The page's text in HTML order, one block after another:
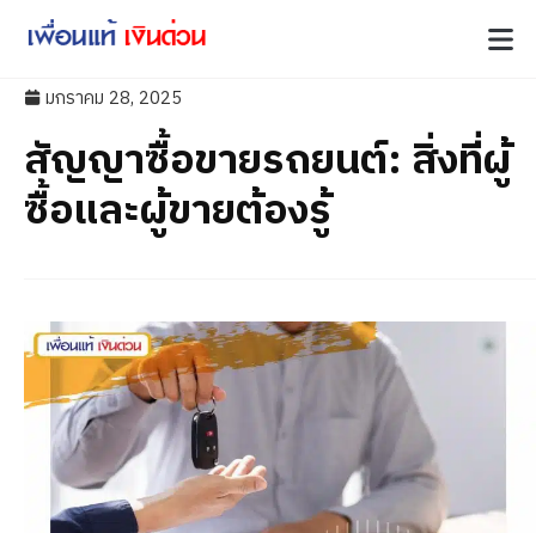
มกราคม 28, 2025
สัญญาซื้อขายรถยนต์: สิ่งที่ผู้
ซื้อและผู้ขายต้องรู้